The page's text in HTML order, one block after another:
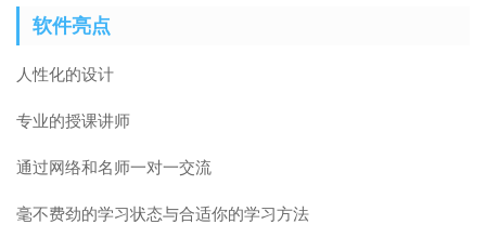
软件亮点
人性化的设计
专业的授课讲师
通过网络和名师一对一交流
毫不费劲的学习状态与合适你的学习方法